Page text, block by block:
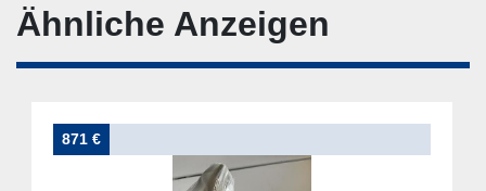
Ähnliche Anzeigen
871 €